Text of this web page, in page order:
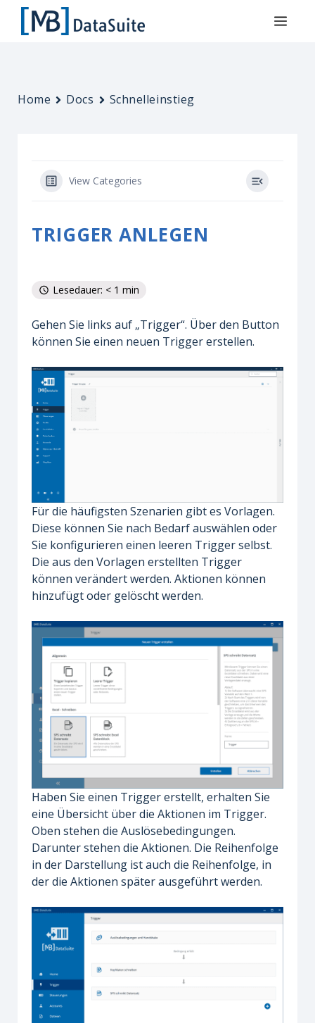
Home Docs Schnelleinstieg
View Categories
TRIGGER ANLEGEN
Lesedauer: < 1 min
Gehen Sie links auf „Trigger“. Über den Button
können Sie einen neuen Trigger erstellen.
Für die häufigsten Szenarien gibt es Vorlagen.
Diese können Sie nach Bedarf auswählen oder
Sie konfigurieren einen leeren Trigger selbst.
Die aus den Vorlagen erstellten Trigger
können verändert werden. Aktionen können
hinzufügt oder gelöscht werden.
Haben Sie einen Trigger erstellt, erhalten Sie
eine Übersicht über die Aktionen im Trigger.
Oben stehen die Auslösebedingungen.
Darunter stehen die Aktionen. Die Reihenfolge
in der Darstellung ist auch die Reihenfolge, in
der die Aktionen später ausgeführt werden.